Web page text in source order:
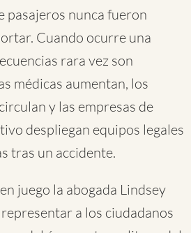
pasajeros nunca fueron
Cuando ocurre una
rara vez son
médicas aumentan, los
y las empresas de
despliegan equipos legales
tras un accidente.
juego la abogada Lindsey
a los ciudadanos